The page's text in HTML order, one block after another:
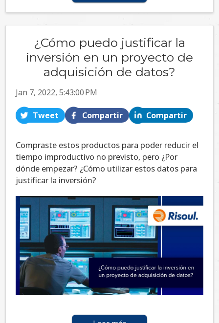
¿Cómo puedo justificar la
inversión en un proyecto de
adquisición de datos?
Jan 7, 2022, 5:43:00 PM
Tweet Compartir Compartir
Compraste estos productos para poder reducir el
tiempo improductivo no previsto, pero ¿Por
dónde empezar? ¿Cómo utilizar estos datos para
justificar la inversión?